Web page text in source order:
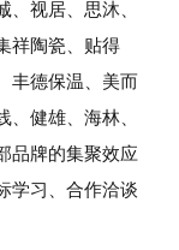
视居、思沐、
祥陶瓷、贴得
丰德保温、美而
健雄、海林、
品牌的集聚效应
学习、合作洽谈